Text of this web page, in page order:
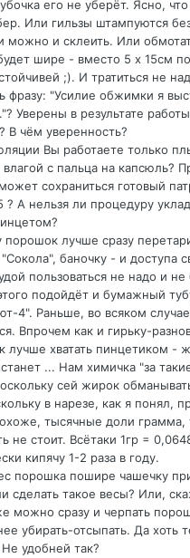
его не уберёт. Ясно,
Или гильзы штампуются
можно и склеить. Или
шире - вместо 5 х 15см
;). И тратиться не
фразу: "Усилие обжимки я
Уверены в результате
В чём уверенность?
Вы работаете только
с пальца на капсюль?
сохраниться готовый
? А нельзя ли процедуру
лучше сразу
баночку - и доступа
пользоваться не надо и не
подойдёт и бумажный
4". Раньше, во всяком
Впрочем как и гирьку-
лучше хватать пинцетиком -
... Нам химичка "за
сей жирок
в нарезе, как я понял,
тысячные доли грамма,
не стоит. Всётаки 1гр =
кипячу 1-2 раза в году.
порошка пошире чашечку
сделать такое весы? Или,
можно сразу и черпать
убирать-отсыпать. Да хоть
удобней так?